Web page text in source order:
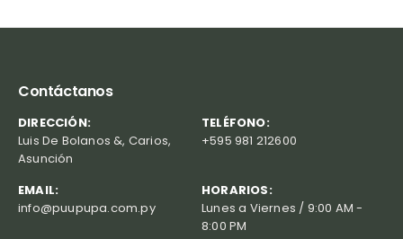
Contáctanos
DIRECCIÓN:
Luis De Bolanos &, Carios,
Asunción
TELÉFONO:
+595 981 212600
EMAIL:
info@puupupa.com.py
HORARIOS:
Lunes a Viernes / 9:00 AM -
8:00 PM